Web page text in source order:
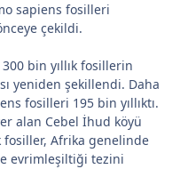
sapiens fosilleri
çekildi.
bin yıllık fosillerin
yeniden şekillendi. Daha
fosilleri 195 bin yıllıktı.
alan Cebel İhud köyü
fosiller, Afrika genelinde
evrimleşiltiği tezini